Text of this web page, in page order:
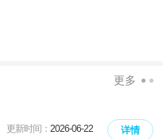
更多
更新时间： 2026-06-22 详情